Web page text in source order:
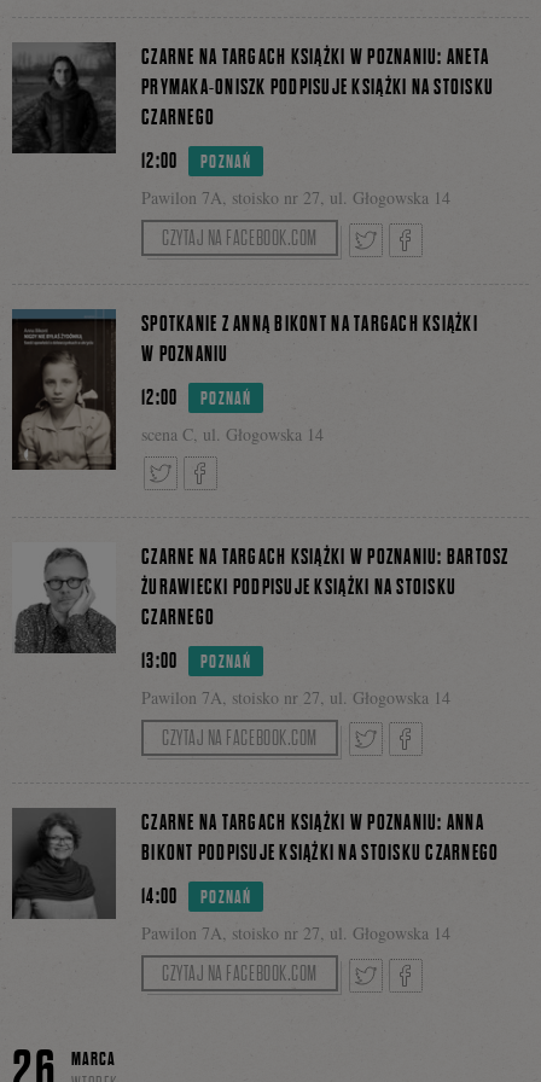
na
Facebooku
12:00 POZNAŃ
Pawilon 7A, stoisko nr 27, ul. Głogowska 14
CZARNE NA TARGACH KSIĄŻKI W POZNANIU: ANETA
PRYMAKA-ONISZK PODPISUJE KSIĄŻKI NA STOISKU
CZARNEGO
CZYTAJ NA FACEBOOK.COM
Facebooku
12:00 POZNAŃ
scena C, ul. Głogowska 14
SPOTKANIE Z ANNĄ BIKONT NA TARGACH KSIĄŻKI
W POZNANIU
na
Facebooku
13:00 POZNAŃ
Pawilon 7A, stoisko nr 27, ul. Głogowska 14
CZARNE NA TARGACH KSIĄŻKI W POZNANIU: BARTOSZ
ŻURAWIECKI PODPISUJE KSIĄŻKI NA STOISKU
CZARNEGO
CZYTAJ NA FACEBOOK.COM
na
14:00 POZNAŃ
Pawilon 7A, stoisko nr 27, ul. Głogowska 14
CZARNE NA TARGACH KSIĄŻKI W POZNANIU: ANNA
BIKONT PODPISUJE KSIĄŻKI NA STOISKU CZARNEGO
CZYTAJ NA FACEBOOK.COM
MARCA